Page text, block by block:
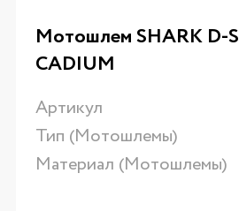
Мотошлем SHARK D-
CADIUM
Артикул
Тип (Мотошлемы)
Материал (Мотошлемы)